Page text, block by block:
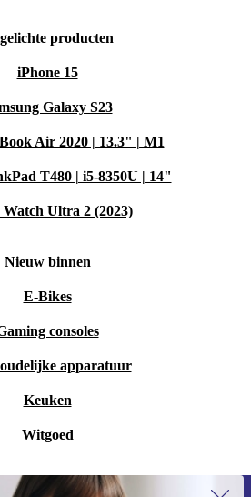
producten
iPhone 15
Galaxy S23
Air 2020 | 13.3" | M1
T480 | i5-8350U | 14"
Watch Ultra 2 (2023)
Nieuw binnen
E-Bikes
consoles
apparatuur
Keuken
Witgoed